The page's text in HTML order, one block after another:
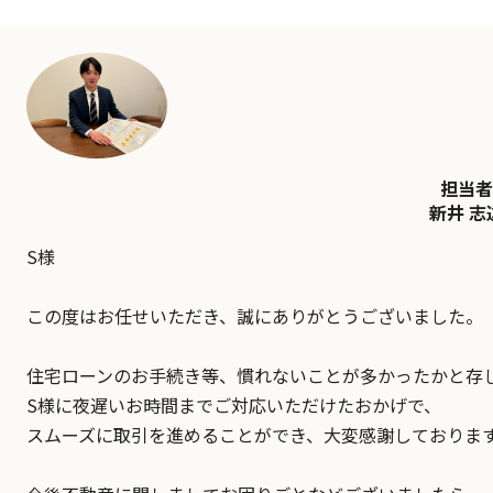
担当者
新井 志
S様
この度はお任せいただき、誠にありがとうございました。
住宅ローンのお手続き等、慣れないことが多かったかと存
S様に夜遅いお時間までご対応いただけたおかげで、
スムーズに取引を進めることができ、大変感謝しております